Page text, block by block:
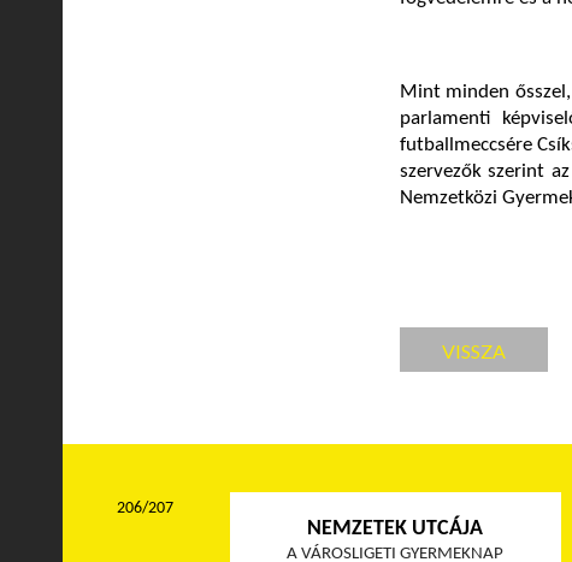
Mint minden
parlamenti
futballmeccsére
szervezők szerint
Nemzetközi
VISSZA
NEMZETEK UTCÁJA
A VÁROSLIGETI GYERMEKNAP
206/207